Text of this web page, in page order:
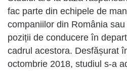
fac parte din echipele de
companiilor din România
poziții de conducere în
cadrul acestora. Desfășurat
octombrie 2018, studiul s-a